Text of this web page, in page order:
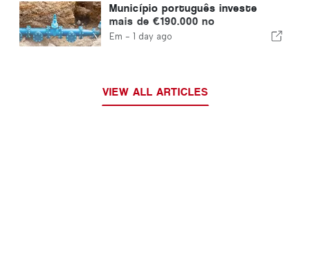
Município português investe
mais de €190.000 no
abastecimento de água
Em - 1 day ago
VIEW ALL ARTICLES